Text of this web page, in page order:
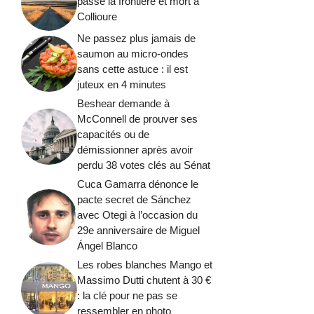
Collioure
Ne passez plus jamais de
saumon au micro-ondes
sans cette astuce : il est
juteux en 4 minutes
Beshear demande à
McConnell de prouver ses
capacités ou de
démissionner après avoir
perdu 38 votes clés au Sénat
Cuca Gamarra dénonce le
pacte secret de Sánchez
avec Otegi à l’occasion du
29e anniversaire de Miguel
Ángel Blanco
Les robes blanches Mango et
Massimo Dutti chutent à 30 €
: la clé pour ne pas se
ressembler en photo